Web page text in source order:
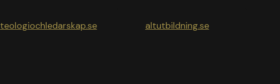
teologiochledarskap.se altutbildning.se